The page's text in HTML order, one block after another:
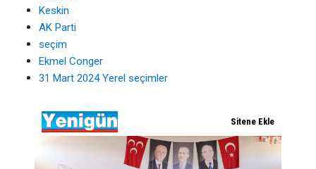
Keskin
AK Parti
seçim
Ekmel Conger
31 Mart 2024 Yerel seçimler